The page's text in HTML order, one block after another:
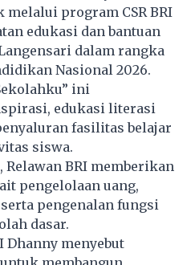
melalui program CSR BRI
edukasi dan bantuan
dalam rangka
Nasional 2026.
ini
edukasi literasi
fasilitas belajar
siswa.
BRI memberikan
pengelolaan uang,
pengenalan fungsi
dasar.
Dhanny menyebut